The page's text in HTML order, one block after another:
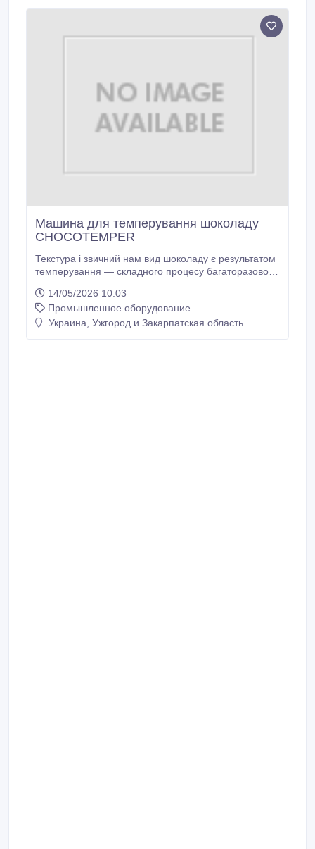
Машина для темперування шоколаду
CHOCOTEMPER
Текстура і звичний нам вид шоколаду є результатом
темперування — складного процесу багаторазового
так набувається глянцева поверхня, характерний
хрускіт при розломі й танення при певній
температурі. У фізичних процесах всередині
14/05/2026 10:03
Промышленное оборудование
Украина, Ужгород и Закарпатская область